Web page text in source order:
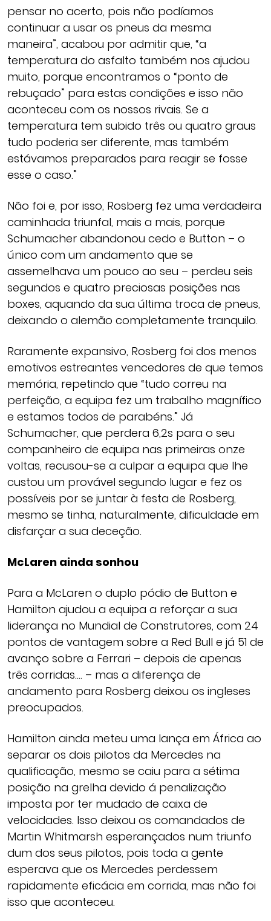
pensar no acerto, pois não podíamos
continuar a usar os pneus da mesma
maneira”, acabou por admitir que, “a
temperatura do asfalto também nos ajudou
muito, porque encontramos o “ponto de
rebuçado” para estas condições e isso não
aconteceu com os nossos rivais. Se a
temperatura tem subido três ou quatro graus
tudo poderia ser diferente, mas também
estávamos preparados para reagir se fosse
esse o caso.”
Não foi e, por isso, Rosberg fez uma verdadeira
caminhada triunfal, mais a mais, porque
Schumacher abandonou cedo e Button – o
único com um andamento que se
assemelhava um pouco ao seu – perdeu seis
segundos e quatro preciosas posições nas
boxes, aquando da sua última troca de pneus,
deixando o alemão completamente tranquilo.
Raramente expansivo, Rosberg foi dos menos
emotivos estreantes vencedores de que temos
memória, repetindo que “tudo correu na
perfeição, a equipa fez um trabalho magnífico
e estamos todos de parabéns.” Já
Schumacher, que perdera 6,2s para o seu
companheiro de equipa nas primeiras onze
voltas, recusou-se a culpar a equipa que lhe
custou um provável segundo lugar e fez os
possíveis por se juntar à festa de Rosberg,
mesmo se tinha, naturalmente, dificuldade em
disfarçar a sua deceção.
McLaren ainda sonhou
Para a McLaren o duplo pódio de Button e
Hamilton ajudou a equipa a reforçar a sua
liderança no Mundial de Construtores, com 24
pontos de vantagem sobre a Red Bull e já 51 de
avanço sobre a Ferrari – depois de apenas
três corridas…. – mas a diferença de
andamento para Rosberg deixou os ingleses
preocupados.
Hamilton ainda meteu uma lança em África ao
separar os dois pilotos da Mercedes na
qualificação, mesmo se caiu para a sétima
posição na grelha devido á penalização
imposta por ter mudado de caixa de
velocidades. Isso deixou os comandados de
Martin Whitmarsh esperançados num triunfo
dum dos seus pilotos, pois toda a gente
esperava que os Mercedes perdessem
rapidamente eficácia em corrida, mas não foi
isso que aconteceu.